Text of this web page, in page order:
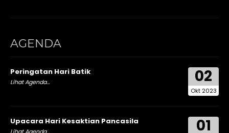
AGENDA
02
Okt 2023
Peringatan Hari Batik
Lihat Agenda...
01
Upacara Hari Kesaktian Pancasila